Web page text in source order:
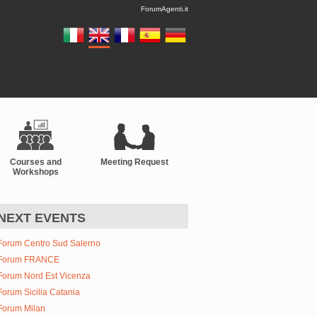
ForumAgenti.it
Courses and
Workshops
Meeting Request
EVENTS
Centro Sud Salerno
FRANCE
Nord Est Vicenza
Sicilia Catania
Milan